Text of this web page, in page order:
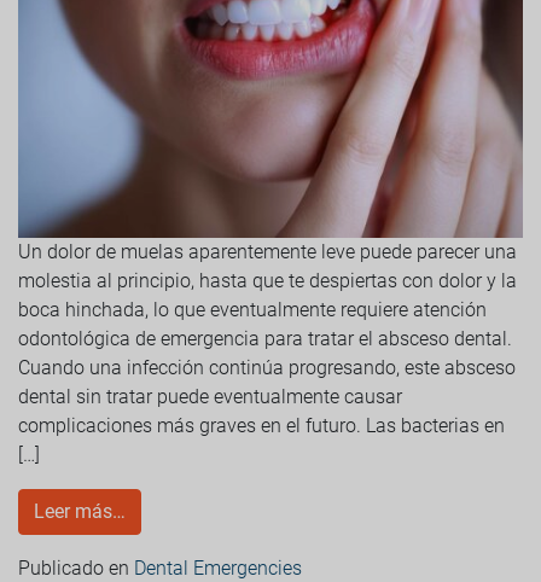
Un dolor de muelas aparentemente leve puede parecer una
molestia al principio, hasta que te despiertas con dolor y la
boca hinchada, lo que eventualmente requiere atención
odontológica de emergencia para tratar el absceso dental.
Cuando una infección continúa progresando, este absceso
dental sin tratar puede eventualmente causar
complicaciones más graves en el futuro. Las bacterias en
[…]
Leer más…
Publicado en Dental Emergencies